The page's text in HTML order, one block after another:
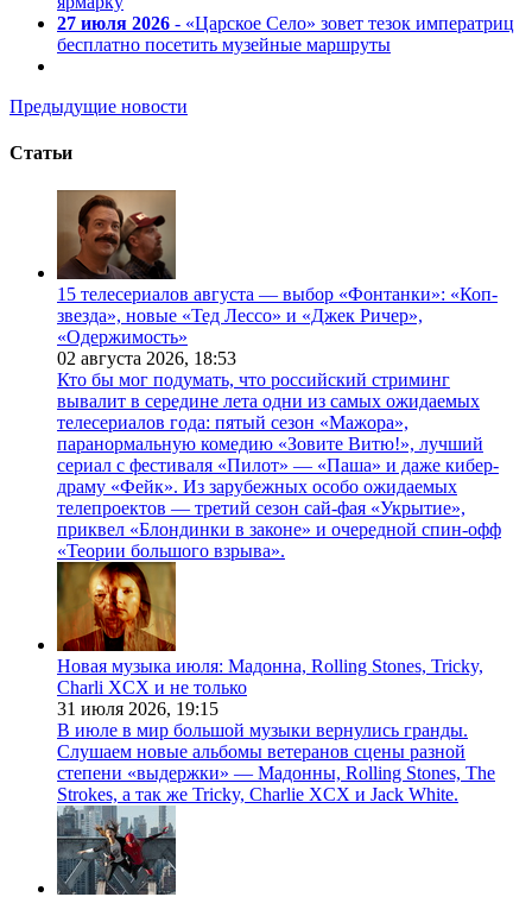
27 июля 2026 - «Царское Село» зовет тезок императриц
бесплатно посетить музейные маршруты
Предыдущие новости
Статьи
15 телесериалов августа — выбор «Фонтанки»: «Коп-
звезда», новые «Тед Лессо» и «Джек Ричер»,
«Одержимость»
02 августа 2026, 18:53
Кто бы мог подумать, что российский стриминг
вывалит в середине лета одни из самых ожидаемых
телесериалов года: пятый сезон «Мажора»,
паранормальную комедию «Зовите Витю!», лучший
сериал с фестиваля «Пилот» — «Паша» и даже кибер-
драму «Фейк». Из зарубежных особо ожидаемых
телепроектов — третий сезон сай-фая «Укрытие»,
приквел «Блондинки в законе» и очередной спин-офф
«Теории большого взрыва».
Новая музыка июля: Мадонна, Rolling Stones, Tricky,
Charli XCX и не только
31 июля 2026, 19:15
В июле в мир большой музыки вернулись гранды.
Слушаем новые альбомы ветеранов сцены разной
степени «выдержки» — Мадонны, Rolling Stones, The
Strokes, а так же Tricky, Charlie XCX и Jack White.